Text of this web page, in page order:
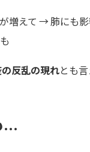
増えて → 肺にも
反乱の現れとも言
…